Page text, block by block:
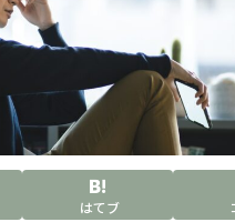
はてブ